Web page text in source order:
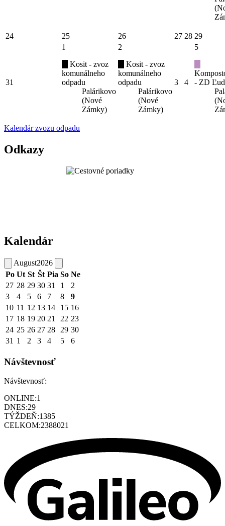
24 25 26 27 28 29
31
1
Kosit - zvoz
komunálneho
odpadu
Palárikovo
(Nové
Zámky)
2
Kosit - zvoz
komunálneho
odpadu
Palárikovo
(Nové
Zámky)
3 4
5
- ZD
Kalendár zvozu odpadu
Odkazy
Kalendár
August2026
Po Ut St Št Pia So Ne
27 28 29 30 31 1
2
3
4 5 6 7 8
9
10 11 12 13 14 15 16
17 18 19 20 21 22 23
24 25 26 27 28 29 30
31 1 2 3 4 5 6
Návštevnosť
Návštevnosť:
ONLINE:1
DNES:29
TÝŽDEŇ:1385
CELKOM:2388021